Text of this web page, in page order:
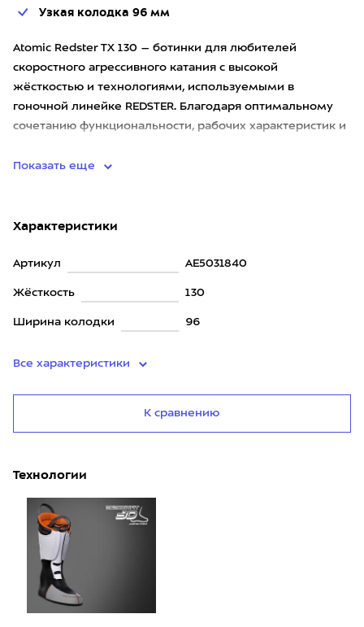
Узкая колодка 96 мм
Atomic Redster TX 130 – ботинки для любителей
скоростного агрессивного катания с высокой
жёсткостью и технологиями, используемыми в
гоночной линейке REDSTER. Благодаря оптимальному
сочетанию функциональности, рабочих характеристик и
Показать еще
Характеристики
Артикул AE5031840
Жёсткость 130
Ширина колодки 96
Все характеристики
К сравнению
Технологии